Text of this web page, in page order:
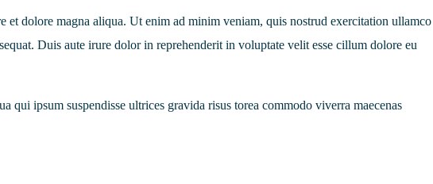
et dolore magna aliqua. Ut enim ad minim veniam, quis nostrud exercitation ullamco
Duis aute irure dolor in reprehenderit in voluptate velit esse cillum dolore eu
qui ipsum suspendisse ultrices gravida risus torea commodo viverra maecenas